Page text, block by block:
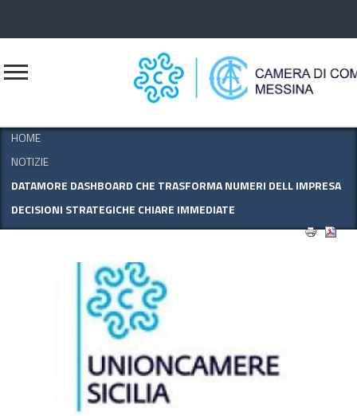
HOME
NOTIZIE
DATAMORE DASHBOARD CHE TRASFORMA NUMERI DELL IMPRESA
DECISIONI STRATEGICHE CHIARE IMMEDIATE